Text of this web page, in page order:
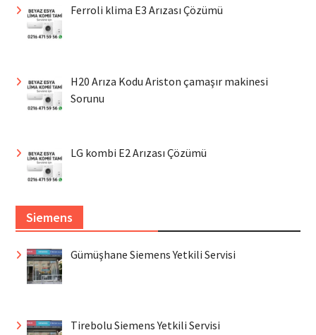
Ferroli klima E3 Arızası Çözümü
H20 Arıza Kodu Ariston çamaşır makinesi
Sorunu
LG kombi E2 Arızası Çözümü
Siemens
Gümüşhane Siemens Yetkili Servisi
Tirebolu Siemens Yetkili Servisi